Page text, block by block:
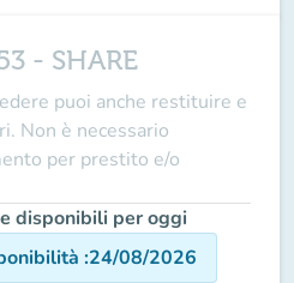
- SHARE
puoi anche restituire e
Non è necessario
per prestito e/o
disponibili per oggi
:24/08/2026